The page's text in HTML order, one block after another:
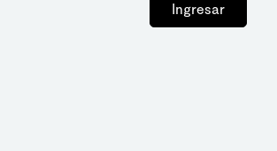
Ingresar